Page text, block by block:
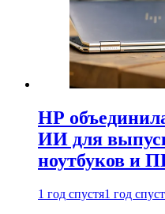
HP
ИИ для
ноутбуков и
1 год спустя1 год